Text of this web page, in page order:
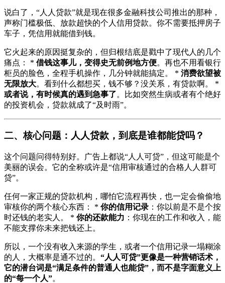
说白了，“人人贷款”就是现在很多金融科技公司推出的那种，
声称门槛极低、放款超快的个人信用贷款。你不需要抵押房子
车子，凭信用就能借到钱。
它火起来的原因挺复杂的，但归根结底是戳中了现代人的几个
痛点： * 借钱这事儿，变得史无前例地方便。再也不用看银行
柜员的脸色，全程手机操作，几分钟就能搞定。 * 消费欲望被
无限放大。看到什么都想买，钱不够？没关系，有贷款啊。 *
或者说，有时候真的遇到急事了。比如突然生病或者有个绝好
的投资机会，贷款就成了“及时雨”。
二、核心问题：人人贷款，到底是谁都能贷吗？
这个问题问得特别好。广告上都说“人人可贷”，但这可能是个
美丽的误会。它的全称或许是“信用审核通过的合格人人群可
贷”。
任何一家正规的贷款机构，哪怕它流程再快，也一定会偷偷地
审核你的两个核心东西： * 你的信用记录 ：你以前是不是个按
时还钱的老实人。 * 你的还款能力 ：你现在的工作和收入，能
不能支撑你未来把钱还上。
所以，一个没有收入来源的学生，或者一个信用记录一塌糊涂
的人，大概率是通不过的。 “人人可贷”更像是一种营销话术，
它的潜台词是“满足条件的普通人也能贷”，而不是字面意义上
的“每一个人”。